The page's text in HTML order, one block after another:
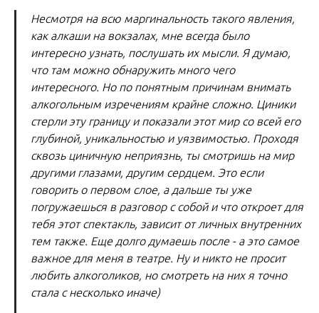
Несмотря на всю маргинальность такого явления,
как алкаши на вокзалах, мне всегда было
интересно узнать, послушать их мысли. Я думаю,
что там можно обнаружить много чего
интересного. Но по понятным причинам внимать
алкогольным изречениям крайне сложно. Циники
стерли эту границу и показали этот мир со всей его
глубиной, уникальностью и уязвимостью. Проходя
сквозь циничную неприязнь, ты смотришь на мир
другими глазами, другим сердцем. Это если
говорить о первом слое, а дальше ты уже
погружаешься в разговор с собой и что откроет для
тебя этот спектакль, зависит от личных внутренних
тем также. Еще долго думаешь после - а это самое
важное для меня в театре. Ну и никто не просит
любить алкоголиков, но смотреть на них я точно
стала с несколько иначе)